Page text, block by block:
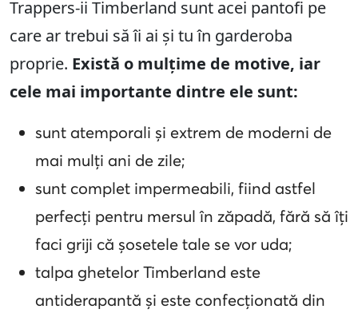
Trappers-ii Timberland sunt acei pantofi pe
care ar trebui să îi ai și tu în garderoba
proprie. Există o mulțime de motive, iar
cele mai importante dintre ele sunt:
sunt atemporali și extrem de moderni de
mai mulți ani de zile;
sunt complet impermeabili, fiind astfel
perfecți pentru mersul în zăpadă, fără să îți
faci griji că șosetele tale se vor uda;
talpa ghetelor Timberland este
antiderapantă și este confecționată din